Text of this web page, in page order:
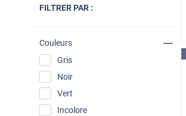
FILTRER PAR :
Couleurs
Gris
Noir
Vert
Incolore